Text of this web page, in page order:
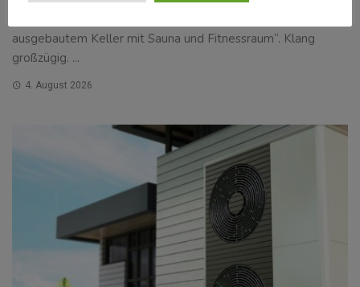
ausgebautem Keller mit Sauna und Fitnessraum“. Klang
großzügig. ...
4. August 2026